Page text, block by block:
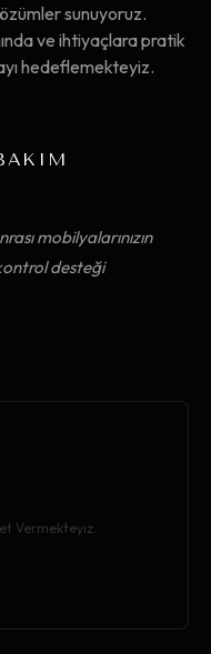
sunuyoruz.
ve ihtiyaçlara pratik
hedeflemekteyiz.
mobilyalarınızın
desteği
Vermekteyiz.